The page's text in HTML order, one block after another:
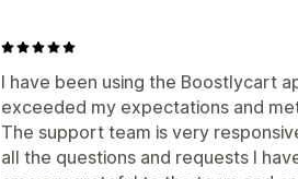
I have been using the Boostlycart
exceeded my expectations and
The support team is very
all the questions and requests I